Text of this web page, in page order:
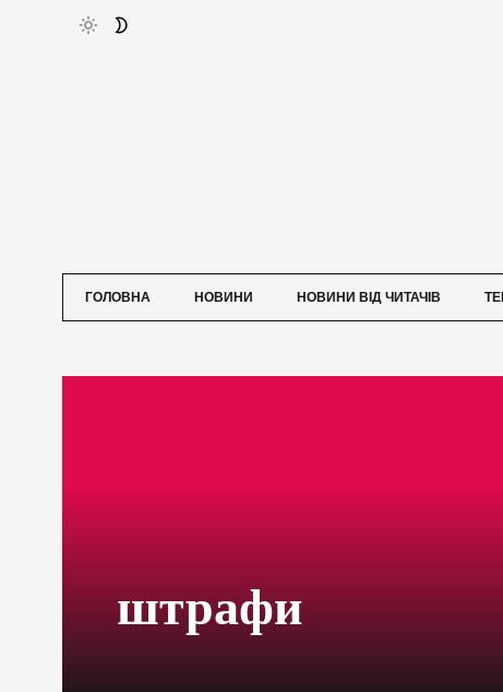
ГОЛОВНА НОВИНИ НОВИНИ ВІД ЧИТАЧІВ
штрафи